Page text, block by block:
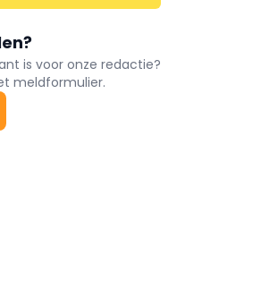
is voor onze redactie?
meldformulier.